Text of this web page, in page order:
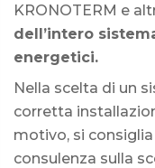
KRONOTERM e
dell’intero
energetici.
Nella scelta di un
corretta
motivo, si
consulenza sulla